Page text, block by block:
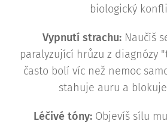
biologický
Vypnutí strachu: Naučíš
paralyzující hrůzu z diagnózy
často bolí víc než nemoc
stahuje auru a
Léčivé tóny: Objevíš sílu